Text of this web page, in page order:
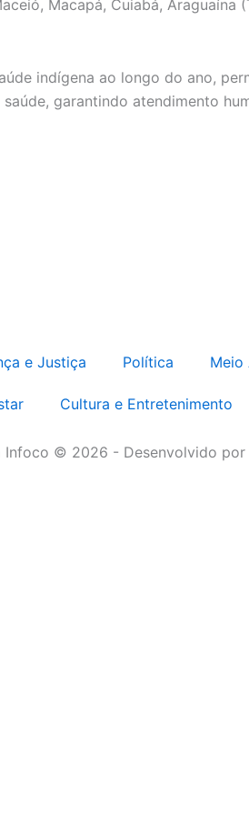
Macapá, Cuiabá, Araguaína
indígena ao longo do ano,
garantindo atendimento
e Justiça Política Meio
Cultura e Entretenimento
Infoco © 2026 - Desenvolvido